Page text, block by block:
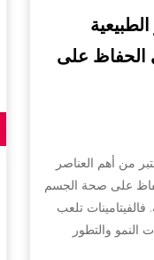
الحفاظ على
من أهم العناصر
على صحة الجسم
فالفيتامينات تلعب
النمو والتطور